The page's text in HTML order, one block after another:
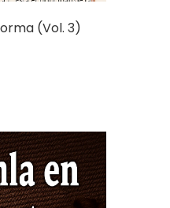
(Vol. 3)